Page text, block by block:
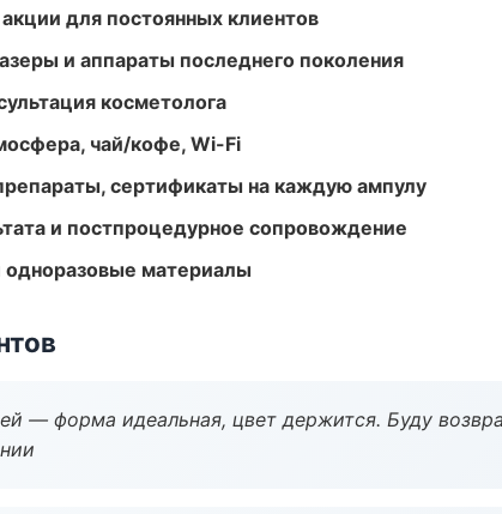
для постоянных клиентов
и аппараты последнего поколения
косметолога
чай/кофе, Wi-Fi
сертификаты на каждую ампулу
и постпроцедурное сопровождение
одноразовые материалы
— форма идеальная, цвет держится. Буду